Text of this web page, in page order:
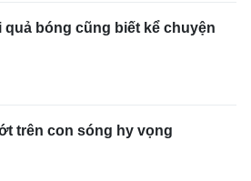
quả bóng cũng biết kể chuyện
trên con sóng hy vọng